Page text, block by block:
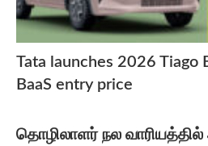
Tata launches 2026 Tiago
BaaS entry price
தொழிலாளர் நல